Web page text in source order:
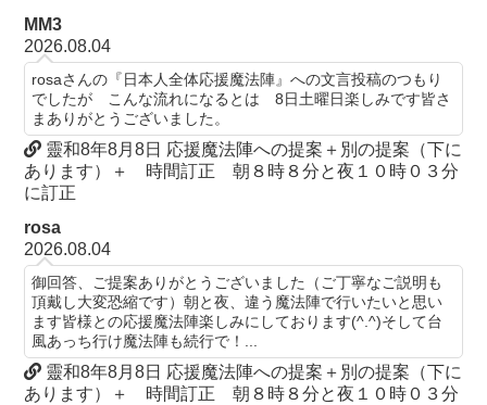
MM3
2026.08.04
rosaさんの『日本人全体応援魔法陣』への文言投稿のつもり
でしたが こんな流れになるとは 8日土曜日楽しみです皆さ
まありがとうございました。
靈和8年8月8日 応援魔法陣への提案＋別の提案（下に
あります）＋ 時間訂正 朝８時８分と夜１０時０３分
に訂正
rosa
2026.08.04
御回答、ご提案ありがとうございました（ご丁寧なご説明も
頂戴し大変恐縮です）朝と夜、違う魔法陣で行いたいと思い
ます皆様との応援魔法陣楽しみにしております(^.^)そして台
風あっち行け魔法陣も続行で！...
靈和8年8月8日 応援魔法陣への提案＋別の提案（下に
あります）＋ 時間訂正 朝８時８分と夜１０時０３分